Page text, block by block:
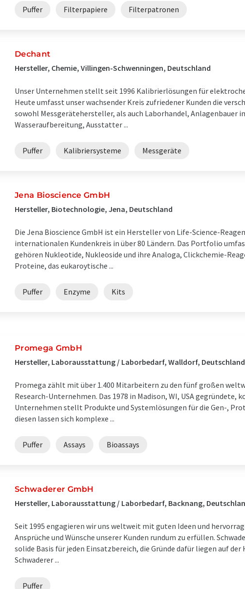
Puffer Filterpapiere Filterpatronen
Dechant
Hersteller, Chemie, Villingen-Schwenningen, Deutschland
Unser Unternehmen stellt seit 1996 Kalibrierlösungen für
Heute umfasst unser wachsender Kreis zufriedener Kunden die
sowohl Messgerätehersteller, als auch Laborhandel, Anlagenbauer
Wasseraufbereitung, Ausstatter ...
Puffer Kalibriersysteme Messgeräte
Jena Bioscience GmbH
Hersteller, Biotechnologie, Jena, Deutschland
Die Jena Bioscience GmbH ist ein Hersteller von Life-Science-
internationalen Kundenkreis in über 80 Ländern. Das Portfolio
gehören Nukleotide, Nukleoside und ihre Analoga, Clickchemie-
Proteine, das eukaroytische ...
Puffer Enzyme Kits
Promega GmbH
Hersteller, Laborausstattung / Laborbedarf, Walldorf, Deutschland
Promega zählt mit über 1.400 Mitarbeitern zu den fünf großen
Research-Unternehmen. Das 1978 in Madison, WI, USA gegründete,
Unternehmen stellt Produkte und Systemlösungen für die Gen-,
diesen lassen sich komplexe ...
Puffer Assays Bioassays
Schwaderer GmbH
Hersteller, Laborausstattung / Laborbedarf, Backnang,
Seit 1995 engagieren wir uns weltweit mit guten Ideen und
Ansprüche und Wünsche unserer Kunden rundum zu erfüllen.
solide Basis für jeden Einsatzbereich, die Gründe dafür liegen auf der
Schwaderer ...
Puffer